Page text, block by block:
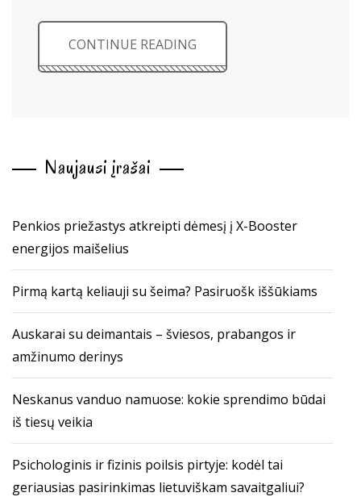
CONTINUE READING
Naujausi įrašai
Penkios priežastys atkreipti dėmesį į X-Booster
energijos maišelius
Pirmą kartą keliauji su šeima? Pasiruošk iššūkiams
Auskarai su deimantais – šviesos, prabangos ir
amžinumo derinys
Neskanus vanduo namuose: kokie sprendimo būdai
iš tiesų veikia
Psichologinis ir fizinis poilsis pirtyje: kodėl tai
geriausias pasirinkimas lietuviškam savaitgaliui?